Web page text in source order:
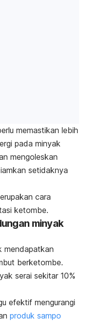
memastikan lebih
pada minyak
mengoleskan
setidaknya
cara
ketombe.
minyak
mendapatkan
berketombe.
serai sekitar 10%
efektif mengurangi
produk sampo